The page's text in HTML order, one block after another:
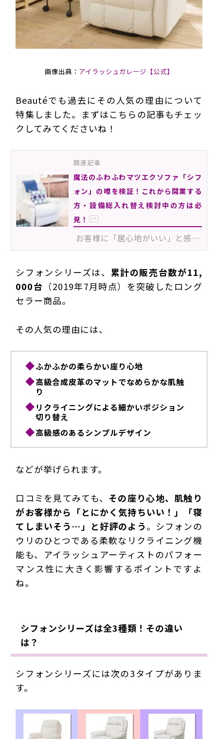
画像出典： アイラッシュガレージ【公式】
Beautéでも過去にその人気の理由について
特集しました。まずはこちらの記事もチェッ
クしてみてくださいね！
関連記事
魔法のふわふわマツエクソファ「シフ
ォン」の噂を検証！これから開業する
方・設備総入れ替え検討中の方は必
見！
PR
お客様に「居心地がいい」と感じていただけるマツエクサロンにするためには、施術中のソファも重要なポイ…
シフォンシリーズは、 累計の販売台数が11,
000台 （2019年7月時点）を突破したロング
セラー商品。
その人気の理由には、
ふかふかの柔らかい座り心地
高級合成皮革のマットでなめらかな肌触
り
リクライニングによる細かいポジション
切り替え
高級感のあるシンプルデザイン
などが挙げられます。
口コミを見てみても、 その座り心地、肌触り
がお客様から「とにかく気持ちいい！」「寝
てしまいそう…」と好評のよう。シフォンの
ウリのひとつである柔軟なリクライニング機
能も、アイラッシュアーティストのパフォー
マンス性に大きく影響するポイントですよ
ね。
シフォンシリーズは全3種類！その違い
は？
シフォンシリーズには次の3タイプがありま
す。